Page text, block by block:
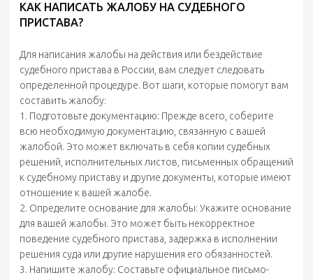
КАК НАПИСАТЬ ЖАЛОБУ НА СУДЕБНОГО
ПРИСТАВА?
Для написания жалобы на действия или бездействие
судебного пристава в России, вам следует следовать
определенной процедуре. Вот шаги, которые помогут вам
составить жалобу:
1. Подготовьте документацию: Прежде всего, соберите
всю необходимую документацию, связанную с вашей
жалобой. Это может включать в себя копии судебных
решений, исполнительных листов, письменных обращений
к судебному приставу и другие документы, которые имеют
отношение к вашей жалобе.
2. Определите основание для жалобы: Укажите основание
для вашей жалобы. Это может быть некорректное
поведение судебного пристава, задержка в исполнении
решения суда или другие нарушения его обязанностей.
3. Напишите жалобу: Составьте официальное письмо-